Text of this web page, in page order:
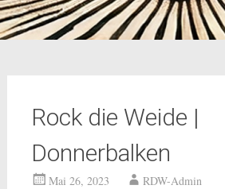
Rock die Weide |
Donnerbalken
Mai 26, 2023 RDW-Admin